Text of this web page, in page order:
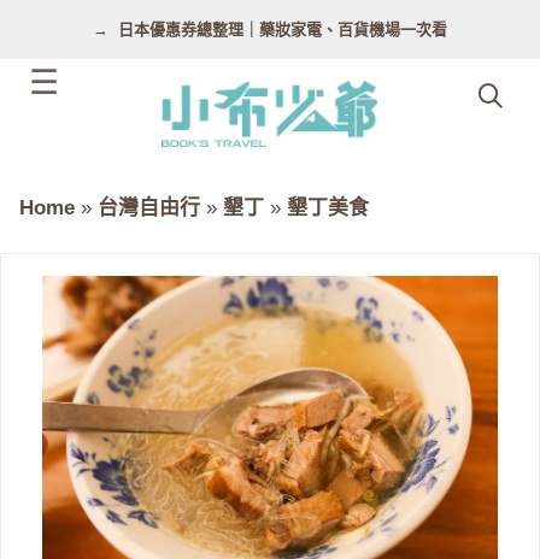
日本優惠券總整理｜藥妝家電、百貨機場一次看
Home » 台灣自由行 » 墾丁 » 墾丁美食